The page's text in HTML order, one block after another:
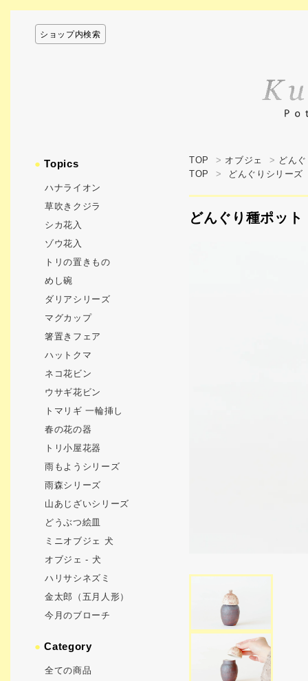
ショップ内検索
TOP > オブジェ > どん
TOP
> どんぐりシリーズ
どんぐり種ポット
●Topics
ハナライオン
草吹きクジラ
シカ花入
ゾウ花入
トリの置きもの
めし碗
ダリアシリーズ
マグカップ
箸置きフェア
ハットクマ
ネコ花ビン
ウサギ花ビン
トマリギ 一輪挿し
春の花の器
トリ小屋花器
雨もようシリーズ
雨森シリーズ
山あじざいシリーズ
どうぶつ絵皿
ミニオブジェ 犬
オブジェ - 犬
ハリサシネズミ
金太郎（五月人形）
今月のブローチ
●Category
全ての商品